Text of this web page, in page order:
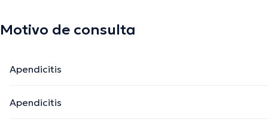
Motivo de consulta
Apendicitis
Apendicitis